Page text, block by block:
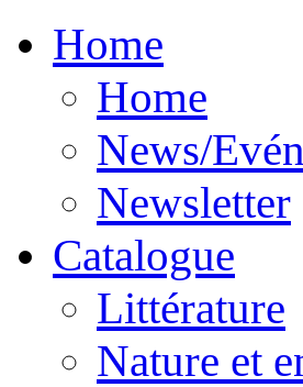
Home
Home
News/
Newsletter
Catalogue
Littérature
Nature et